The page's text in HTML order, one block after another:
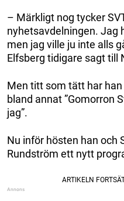
– Märkligt nog tycker
nyhetsavdelningen. Jag
men jag ville ju inte alls
Elfsberg tidigare sagt till
Men titt som tätt har
bland annat ”Gomorron
jag”.
Nu inför hösten han och
Rundström ett nytt